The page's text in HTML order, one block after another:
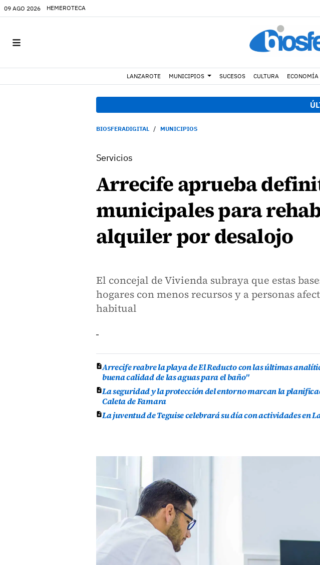
09 AGO 2026 HEMEROTECA
LANZAROTE MUNICIPIOS SUCESOS CULTURA ECONOMÍA
BIOSFERADIGITAL MUNICIPIOS
Servicios
Arrecife aprueba
municipales para
alquiler por desalojo
El concejal de Vivienda subraya que estas
hogares con menos recursos y a personas
habitual
Arrecife reabre la playa de El Reducto con las últimas
buena calidad de las aguas para el baño"
La seguridad y la protección del entorno marcan la
Caleta de Famara
La juventud de Teguise celebrará su día con actividades en